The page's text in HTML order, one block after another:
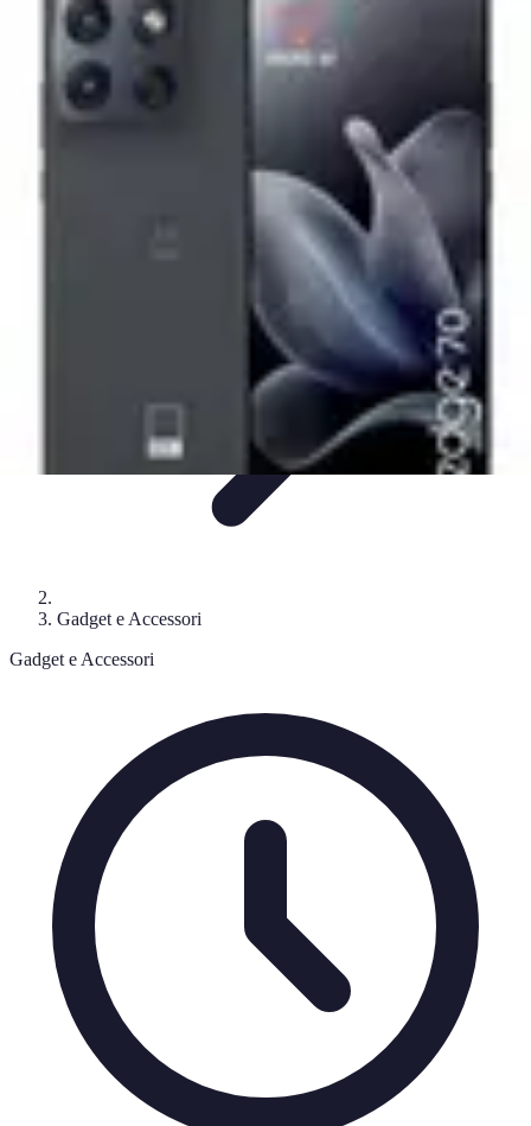
Tecnologia Utilitaria
DomoticaTendenze Salute e Benessere Wearable
Intrattenimento
Gadget e Accessori
Gadget e Accessori